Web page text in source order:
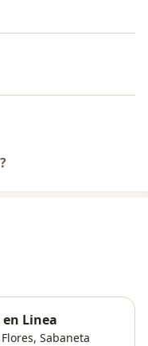
Linea
, Sabaneta